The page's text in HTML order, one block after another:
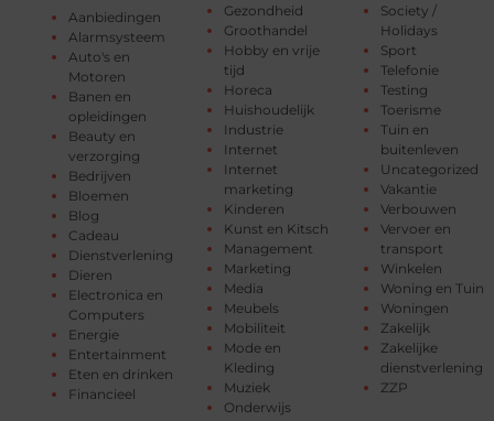
Aanbiedingen
Alarmsysteem
Auto's en
Motoren
Banen en
opleidingen
Beauty en
verzorging
Bedrijven
Bloemen
Blog
Cadeau
Dienstverlening
Dieren
Electronica en
Computers
Energie
Entertainment
Eten en drinken
Financieel
Gezondheid
Groothandel
Hobby en vrije
tijd
Horeca
Huishoudelijk
Industrie
Internet
Internet
marketing
Kinderen
Kunst en Kitsch
Management
Marketing
Media
Meubels
Mobiliteit
Mode en
Kleding
Muziek
Onderwijs
Society /
Holidays
Sport
Telefonie
Testing
Toerisme
Tuin en
buitenleven
Uncategorized
Vakantie
Verbouwen
Vervoer en
transport
Winkelen
Woning en Tuin
Woningen
Zakelijk
Zakelijke
dienstverlening
ZZP